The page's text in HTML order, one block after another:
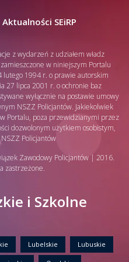
Aktualności SEiRP
z wydarzeń z udziałem władz
w niniejszym Portalu
lutego 1994 r. o prawie autorskim
27 lipca 2001 r. o ochronie baz
wyłącznie na postawie umowy
NSZZ Policjantów. Jakiekolwiek
Portalu, poza przewidzianymi przez
dozwolonym użytkiem osobistym,
Policjantów
Zawodowy Policjantów | 2016.
zastrzeżone.
i Szkolne
Lubelskie Lubuskie